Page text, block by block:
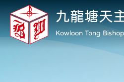
九龍塘天
Kowloon Tong